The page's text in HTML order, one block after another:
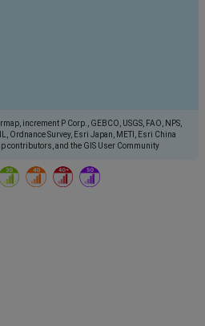
increment P Corp., GEBCO, USGS, FAO, NPS,
Ordnance Survey, Esri Japan, METI, Esri China
contributors, and the GIS User Community